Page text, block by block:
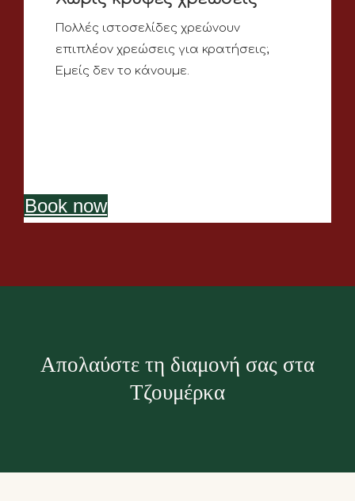
Πολλές ιστοσελίδες χρεώνουν
επιπλέον χρεώσεις για κρατήσεις;
Εμείς δεν το κάνουμε.
Book now
Απολαύστε τη διαμονή σας στα
Τζουμέρκα